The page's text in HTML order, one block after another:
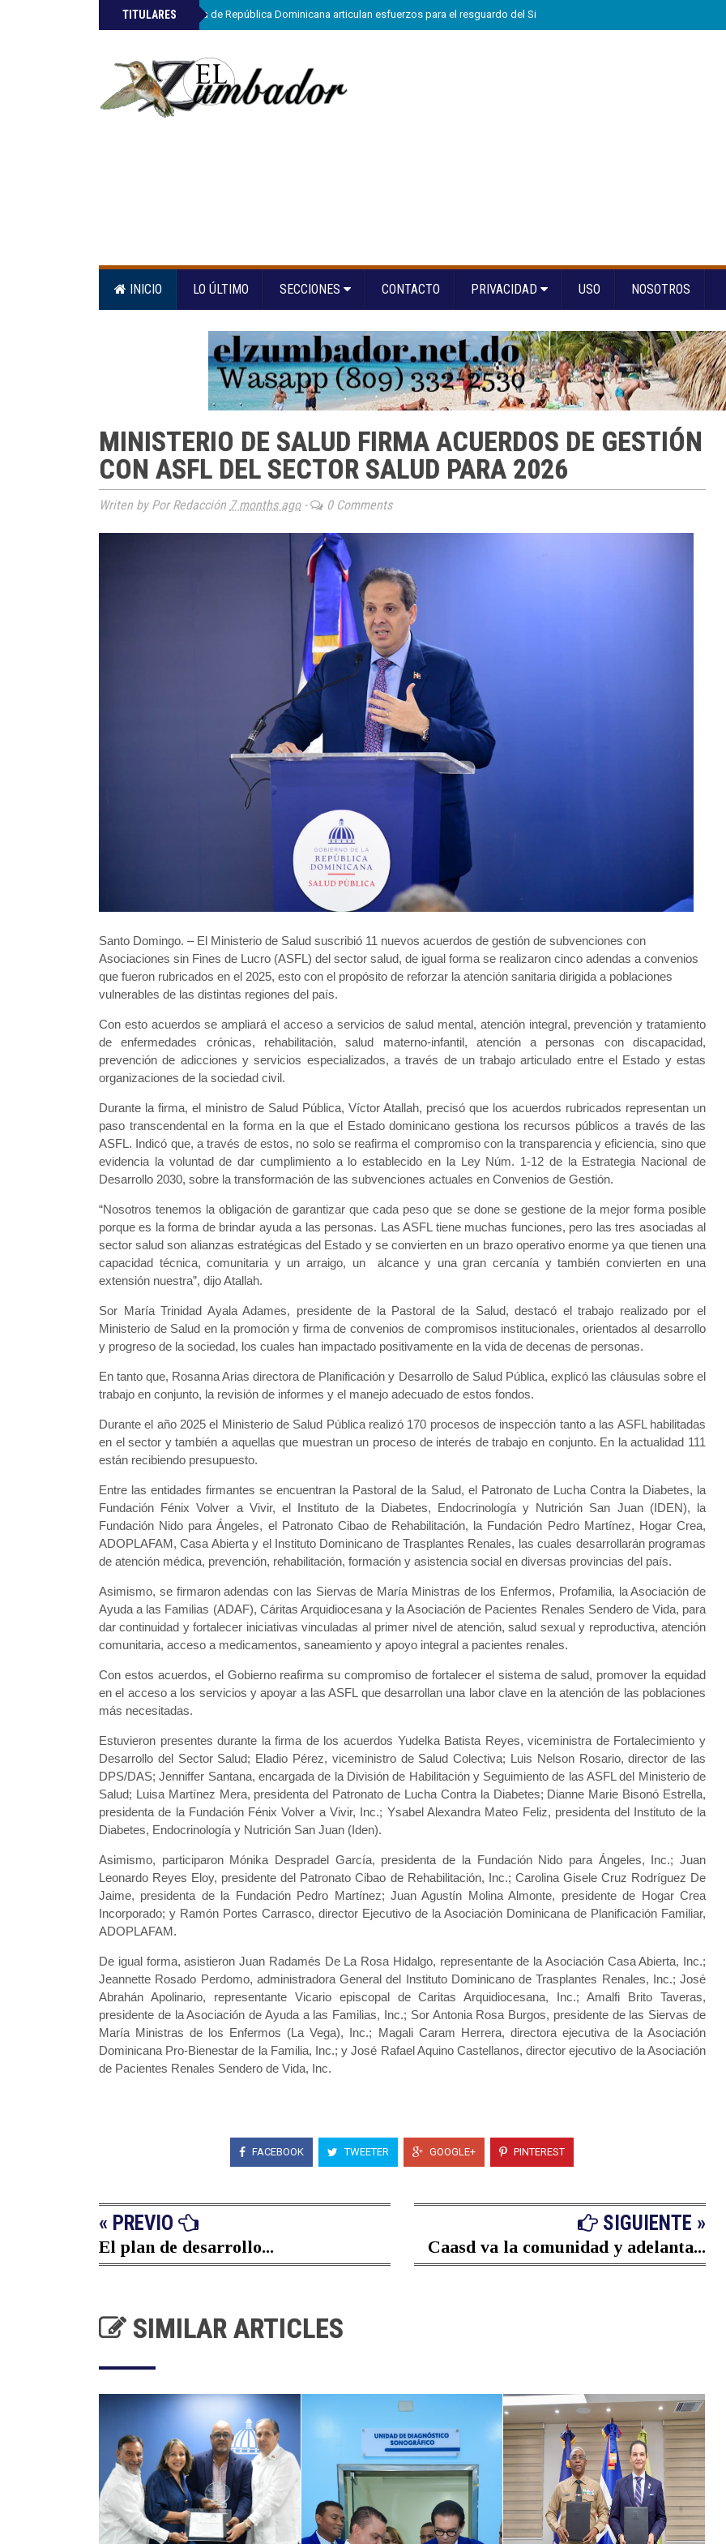
TITULARES
»ETED y la Armada de República Dominicana articulan esfuerzos para el resguardo del Sistema de Transmisión Eléctrica
INICIO LO ÚLTIMO SECCIONES CONTACTO PRIVACIDAD USO NOSOTROS
MINISTERIO DE SALUD FIRMA ACUERDOS DE GESTIÓN
CON ASFL DEL SECTOR SALUD PARA 2026
Writen by Por Redacción 7 months ago- 0 Comments
Santo Domingo. – El Ministerio de Salud suscribió 11 nuevos acuerdos de gestión de subvenciones con
Asociaciones sin Fines de Lucro (ASFL) del sector salud, de igual forma se realizaron cinco adendas a convenios
que fueron rubricados en el 2025, esto con el propósito de reforzar la atención sanitaria dirigida a poblaciones
vulnerables de las distintas regiones del país.
Con esto acuerdos se ampliará el acceso a servicios de salud mental, atención integral, prevención y tratamiento
de enfermedades crónicas, rehabilitación, salud materno-infantil, atención a personas con discapacidad,
prevención de adicciones y servicios especializados, a través de un trabajo articulado entre el Estado y estas
organizaciones de la sociedad civil.
Durante la firma, el ministro de Salud Pública, Víctor Atallah, precisó que los acuerdos rubricados representan un
paso transcendental en la forma en la que el Estado dominicano gestiona los recursos públicos a través de las
ASFL. Indicó que, a través de estos, no solo se reafirma el compromiso con la transparencia y eficiencia, sino que
evidencia la voluntad de dar cumplimiento a lo establecido en la Ley Núm. 1-12 de la Estrategia Nacional de
Desarrollo 2030, sobre la transformación de las subvenciones actuales en Convenios de Gestión.
“Nosotros tenemos la obligación de garantizar que cada peso que se done se gestione de la mejor forma posible
porque es la forma de brindar ayuda a las personas. Las ASFL tiene muchas funciones, pero las tres asociadas al
sector salud son alianzas estratégicas del Estado y se convierten en un brazo operativo enorme ya que tienen una
capacidad técnica, comunitaria y un arraigo, un alcance y una gran cercanía y también convierten en una
extensión nuestra”, dijo Atallah.
Sor María Trinidad Ayala Adames, presidente de la Pastoral de la Salud, destacó el trabajo realizado por el
Ministerio de Salud en la promoción y firma de convenios de compromisos institucionales, orientados al desarrollo
y progreso de la sociedad, los cuales han impactado positivamente en la vida de decenas de personas.
En tanto que, Rosanna Arias directora de Planificación y Desarrollo de Salud Pública, explicó las cláusulas sobre el
trabajo en conjunto, la revisión de informes y el manejo adecuado de estos fondos.
Durante el año 2025 el Ministerio de Salud Pública realizó 170 procesos de inspección tanto a las ASFL habilitadas
en el sector y también a aquellas que muestran un proceso de interés de trabajo en conjunto. En la actualidad 111
están recibiendo presupuesto.
Entre las entidades firmantes se encuentran la Pastoral de la Salud, el Patronato de Lucha Contra la Diabetes, la
Fundación Fénix Volver a Vivir, el Instituto de la Diabetes, Endocrinología y Nutrición San Juan (IDEN), la
Fundación Nido para Ángeles, el Patronato Cibao de Rehabilitación, la Fundación Pedro Martínez, Hogar Crea,
ADOPLAFAM, Casa Abierta y el Instituto Dominicano de Trasplantes Renales, las cuales desarrollarán programas
de atención médica, prevención, rehabilitación, formación y asistencia social en diversas provincias del país.
Asimismo, se firmaron adendas con las Siervas de María Ministras de los Enfermos, Profamilia, la Asociación de
Ayuda a las Familias (ADAF), Cáritas Arquidiocesana y la Asociación de Pacientes Renales Sendero de Vida, para
dar continuidad y fortalecer iniciativas vinculadas al primer nivel de atención, salud sexual y reproductiva, atención
comunitaria, acceso a medicamentos, saneamiento y apoyo integral a pacientes renales.
Con estos acuerdos, el Gobierno reafirma su compromiso de fortalecer el sistema de salud, promover la equidad
en el acceso a los servicios y apoyar a las ASFL que desarrollan una labor clave en la atención de las poblaciones
más necesitadas.
Estuvieron presentes durante la firma de los acuerdos Yudelka Batista Reyes, viceministra de Fortalecimiento y
Desarrollo del Sector Salud; Eladio Pérez, viceministro de Salud Colectiva; Luis Nelson Rosario, director de las
DPS/DAS; Jenniffer Santana, encargada de la División de Habilitación y Seguimiento de las ASFL del Ministerio de
Salud; Luisa Martínez Mera, presidenta del Patronato de Lucha Contra la Diabetes; Dianne Marie Bisonó Estrella,
presidenta de la Fundación Fénix Volver a Vivir, Inc.; Ysabel Alexandra Mateo Feliz, presidenta del Instituto de la
Diabetes, Endocrinología y Nutrición San Juan (Iden).
Asimismo, participaron Mónika Despradel García, presidenta de la Fundación Nido para Ángeles, Inc.; Juan
Leonardo Reyes Eloy, presidente del Patronato Cibao de Rehabilitación, Inc.; Carolina Gisele Cruz Rodríguez De
Jaime, presidenta de la Fundación Pedro Martínez; Juan Agustín Molina Almonte, presidente de Hogar Crea
Incorporado; y Ramón Portes Carrasco, director Ejecutivo de la Asociación Dominicana de Planificación Familiar,
ADOPLAFAM.
De igual forma, asistieron Juan Radamés De La Rosa Hidalgo, representante de la Asociación Casa Abierta, Inc.;
Jeannette Rosado Perdomo, administradora General del Instituto Dominicano de Trasplantes Renales, Inc.; José
Abrahán Apolinario, representante Vicario episcopal de Caritas Arquidiocesana, Inc.; Amalfi Brito Taveras,
presidente de la Asociación de Ayuda a las Familias, Inc.; Sor Antonia Rosa Burgos, presidente de las Siervas de
María Ministras de los Enfermos (La Vega), Inc.; Magali Caram Herrera, directora ejecutiva de la Asociación
Dominicana Pro-Bienestar de la Familia, Inc.; y José Rafael Aquino Castellanos, director ejecutivo de la Asociación
de Pacientes Renales Sendero de Vida, Inc.
FACEBOOK TWEETER GOOGLE+ PINTEREST
« PREVIO
El plan de desarrollo...
SIGUIENTE »
Caasd va la comunidad y adelanta...
SIMILAR ARTICLES